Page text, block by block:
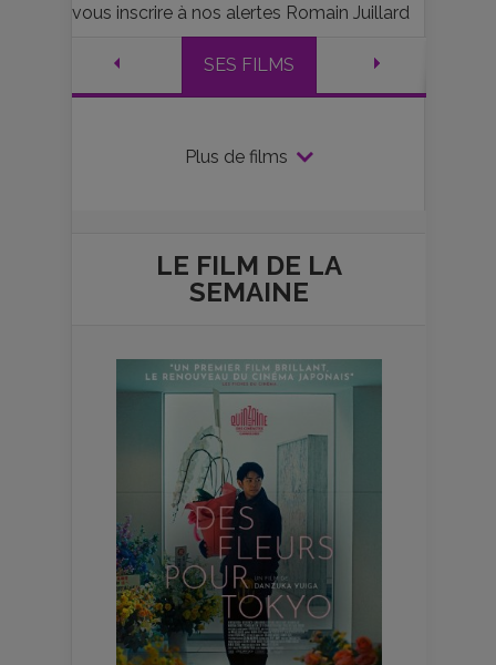
vous inscrire à nos alertes Romain Juillard
SES FILMS
Plus de films
LE FILM DE LA
SEMAINE